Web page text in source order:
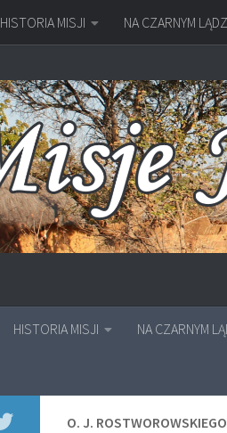
HISTORIA MISJI NA CZARNYM
HISTORIA MISJI NA CZARNYM
O. J.